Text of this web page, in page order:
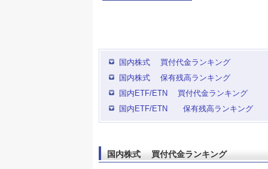
国内株式 買付代金ランキング
国内株式 保有残高ランキング
国内ETF/ETN 買付代金ランキング
国内ETF/ETN 保有残高ランキング
国内株式 買付代金ランキング